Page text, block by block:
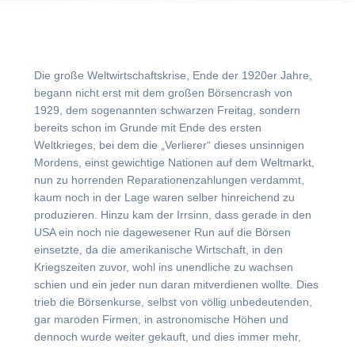
Die große Weltwirtschaftskrise, Ende der 1920er Jahre,
begann nicht erst mit dem großen Börsencrash von
1929, dem sogenannten schwarzen Freitag, sondern
bereits schon im Grunde mit Ende des ersten
Weltkrieges, bei dem die „Verlierer“ dieses unsinnigen
Mordens, einst gewichtige Nationen auf dem Weltmarkt,
nun zu horrenden Reparationenzahlungen verdammt,
kaum noch in der Lage waren selber hinreichend zu
produzieren. Hinzu kam der Irrsinn, dass gerade in den
USA ein noch nie dagewesener Run auf die Börsen
einsetzte, da die amerikanische Wirtschaft, in den
Kriegszeiten zuvor, wohl ins unendliche zu wachsen
schien und ein jeder nun daran mitverdienen wollte. Dies
trieb die Börsenkurse, selbst von völlig unbedeutenden,
gar maroden Firmen, in astronomische Höhen und
dennoch wurde weiter gekauft, und dies immer mehr,